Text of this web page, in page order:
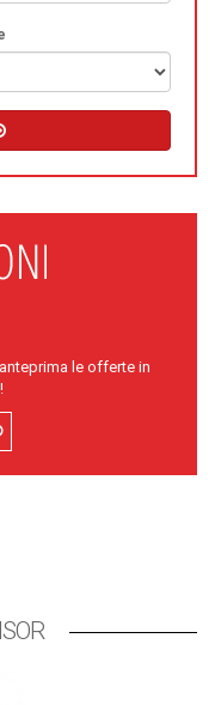
le offerte in